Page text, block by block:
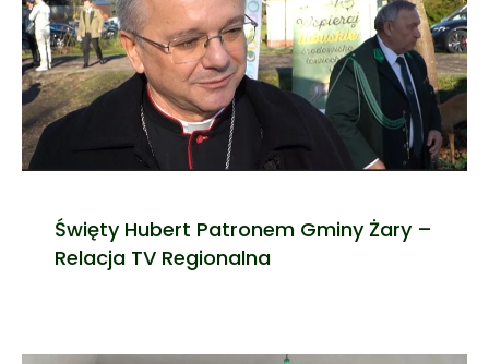
Święty Hubert Patronem Gminy Żary –
Relacja TV Regionalna